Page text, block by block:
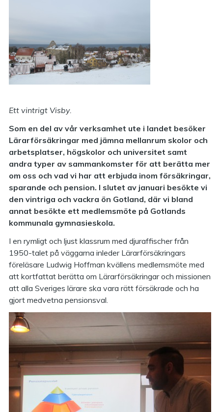
Ett vintrigt Visby.
Som en del av vår verksamhet ute i landet besöker
Lärarförsäkringar med jämna mellanrum skolor och
arbetsplatser, högskolor och universitet samt
andra typer av sammankomster för att berätta mer
om oss och vad vi har att erbjuda inom försäkringar,
sparande och pension. I slutet av januari besökte vi
den vintriga och vackra ön Gotland, där vi bland
annat besökte ett medlemsmöte på Gotlands
kommunala gymnasieskola.
I en rymligt och ljust klassrum med djuraffischer från
1950-talet på väggarna inleder Lärarförsäkringars
föreläsare Ludwig Hoffman kvällens medlemsmöte med
att kortfattat berätta om Lärarförsäkringar och missionen
att alla Sveriges lärare ska vara rätt försäkrade och ha
gjort medvetna pensionsval.